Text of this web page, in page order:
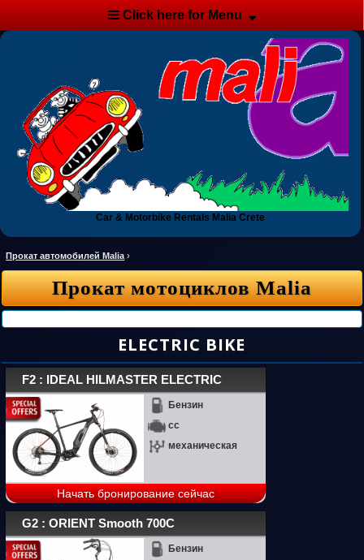
Click here for Menu
Car & Motorbike Rentals Malia Crete
Прокат автомобилей Malia ›
Прокат мотоциклов Malia
ELECTRIC BIKE
F2 : IDEAL HILMASTER ELECTRIC
Бензин
cc
механическая
Начать бронирование сейчас
G2 : ORIENT Smooth 700C
Бензин